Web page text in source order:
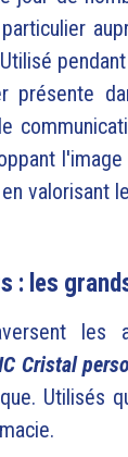
présente
valorisant
: les
Cristal
Utilisés